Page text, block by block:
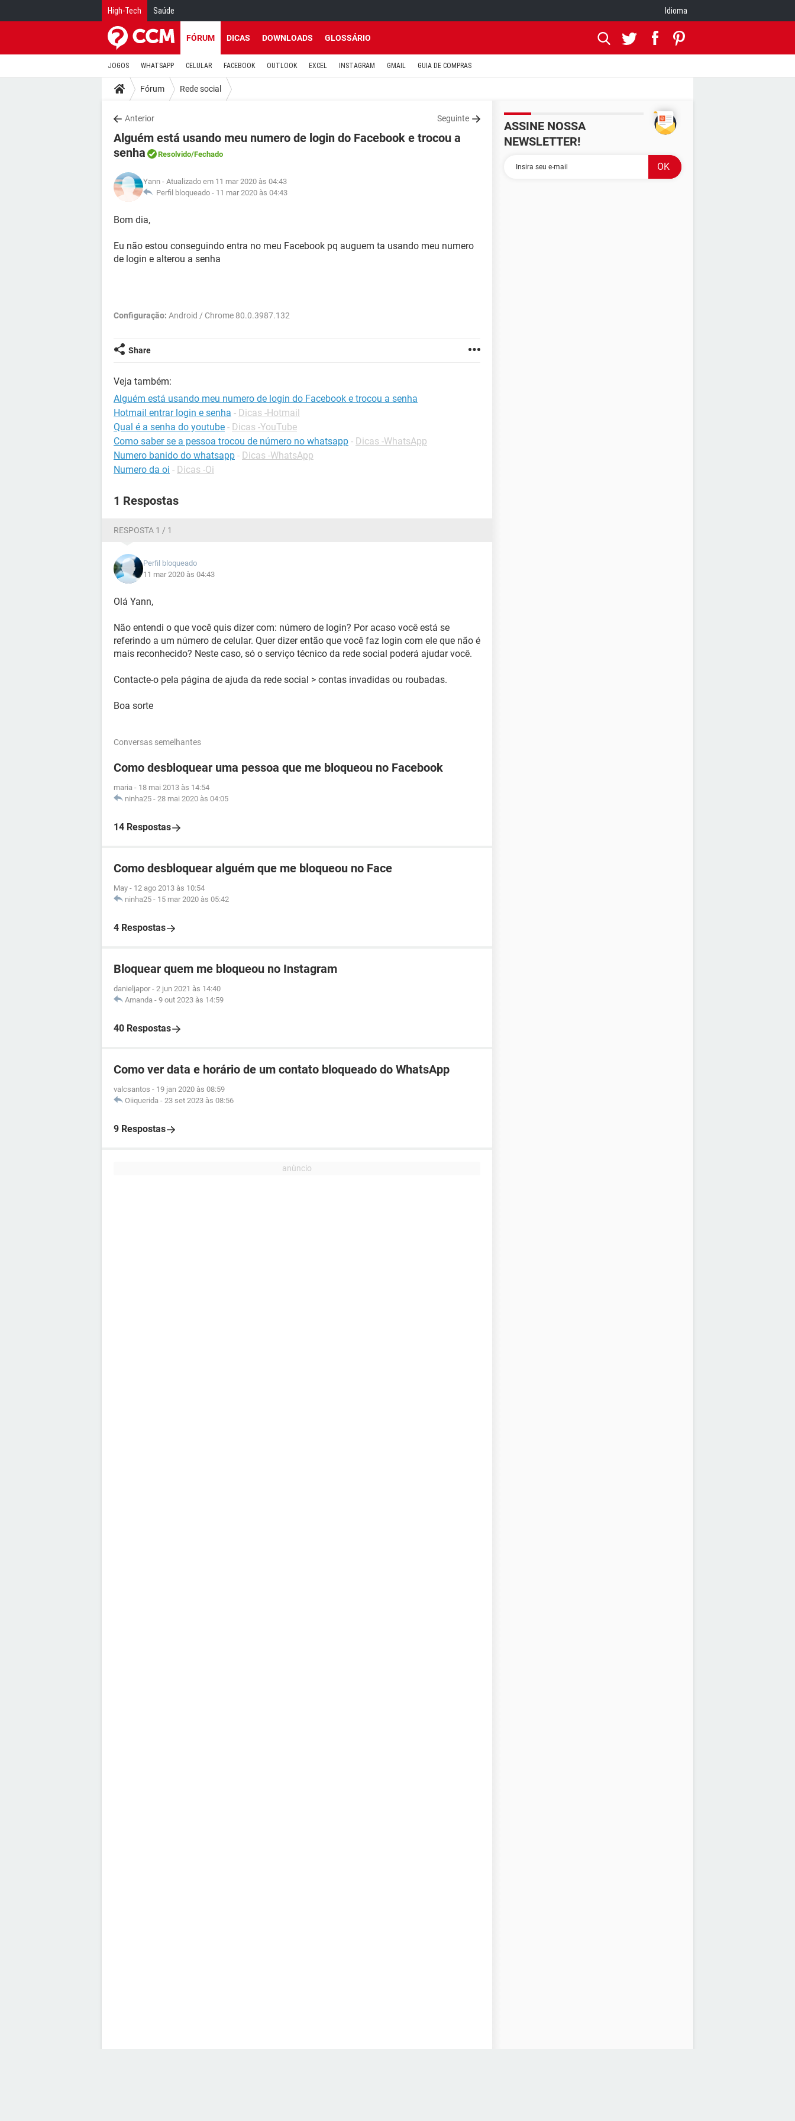
High-Tech Saúde Idioma
FÓRUM DICAS DOWNLOADS GLOSSÁRIO
JOGOS WHATSAPP CELULAR FACEBOOK OUTLOOK EXCEL INSTAGRAM GMAIL GUIA DE COMPRAS
Fórum Rede social
Anterior Seguinte
Alguém está usando meu numero de login do Facebook e trocou a
senha
Resolvido/Fechado
Yann - Atualizado em 11 mar 2020 às 04:43
Perfil bloqueado - 11 mar 2020 às 04:43
Bom dia,
Eu não estou conseguindo entra no meu Facebook pq auguem ta usando meu numero
de login e alterou a senha
Configuração: Android / Chrome 80.0.3987.132
Share
Veja também:
Alguém está usando meu numero de login do Facebook e trocou a senha
Hotmail entrar login e senha - Dicas -Hotmail
Qual é a senha do youtube - Dicas -YouTube
Como saber se a pessoa trocou de número no whatsapp - Dicas -WhatsApp
Numero banido do whatsapp - Dicas -WhatsApp
Numero da oi - Dicas -Oi
1 Respostas
RESPOSTA 1 / 1
Perfil bloqueado
11 mar 2020 às 04:43
Olá Yann,
Não entendi o que você quis dizer com: número de login? Por acaso você está se
referindo a um número de celular. Quer dizer então que você faz login com ele que não é
mais reconhecido? Neste caso, só o serviço técnico da rede social poderá ajudar você.
Contacte-o pela página de ajuda da rede social > contas invadidas ou roubadas.
Boa sorte
Conversas semelhantes
Como desbloquear uma pessoa que me bloqueou no Facebook
maria - 18 mai 2013 às 14:54
ninha25 - 28 mai 2020 às 04:05
14 Respostas
Como desbloquear alguém que me bloqueou no Face
May - 12 ago 2013 às 10:54
ninha25 - 15 mar 2020 às 05:42
4 Respostas
Bloquear quem me bloqueou no Instagram
danieljapor - 2 jun 2021 às 14:40
Amanda - 9 out 2023 às 14:59
40 Respostas
Como ver data e horário de um contato bloqueado do WhatsApp
valcsantos - 19 jan 2020 às 08:59
Oiiquerida - 23 set 2023 às 08:56
9 Respostas
ASSINE NOSSA
NEWSLETTER!